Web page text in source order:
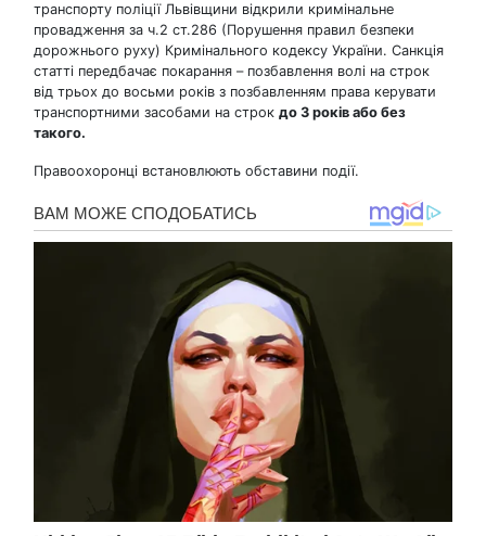
транспорту поліції Львівщини відкрили кримінальне
провадження за ч.2 ст.286 (Порушення правил безпеки
дорожнього руху) Кримінального кодексу України. Санкція
статті передбачає покарання – позбавлення волі на строк
від трьох до восьми років з позбавленням права керувати
транспортними засобами на строк до 3 років або без
такого.
Правоохоронці встановлюють обставини події.